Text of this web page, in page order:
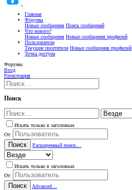
Главная
Форумы
Новые сообщения Поиск сообщений
Что нового?
Новые сообщения Новые сообщения профилей
Пользователи
Текущие посетители Новые сообщения профилей
Точка доступа
Форумы
Вход
Регистрация
Поиск
Искать только в заголовках
От:
Поиск Расширенный поиск…
Искать только в заголовках
От:
Поиск
Advanced…